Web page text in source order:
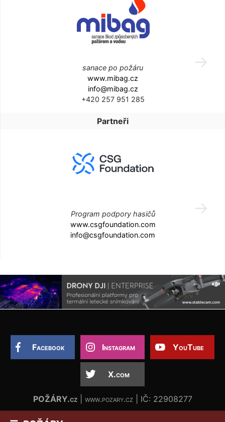
sanace po požáru
www.mibag.cz
info@mibag.cz
+420 257 951 285
Partneři
Program podpory hasičů
www.csgfoundation.com
info@csgfoundation.com
Facebook Instagram YouTube
X.com
POŽÁRY.cz| www.pozary.cz | IČ: 22908277